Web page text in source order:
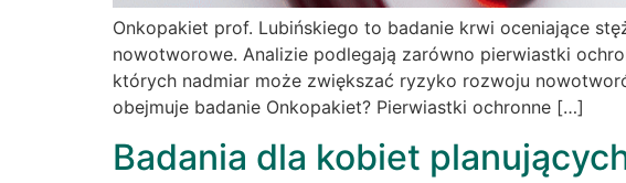
Onkopakiet prof. Lubińskiego to badanie krwi oceniające
nowotworowe. Analizie podlegają zarówno pierwiastki
których nadmiar może zwiększać ryzyko rozwoju
obejmuje badanie Onkopakiet? Pierwiastki ochronne […]
Badania dla kobiet